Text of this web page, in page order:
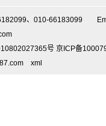
、010-66183099
号 京ICP备
xml